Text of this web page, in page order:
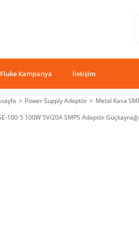
Fluke Kampanya İletişim
Power Supply Adaptör Metal Kasa